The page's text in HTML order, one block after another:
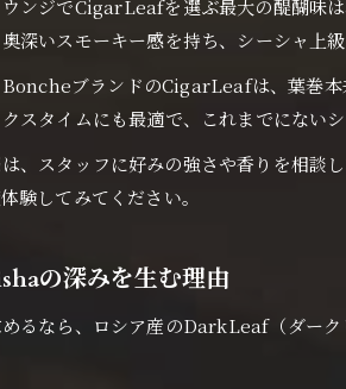
ンジでCigarLeafを選ぶ最大の醍醐味
深いスモーキー感を持ち、シーシャ上
ブランドのCigarLeafは、葉巻本
スタイムにも最適で、これまでにない
、スタッフに好みの強さや香りを相談
験してみてください。
の深みを生む理由
るなら、ロシア産のDarkLeaf（ダー